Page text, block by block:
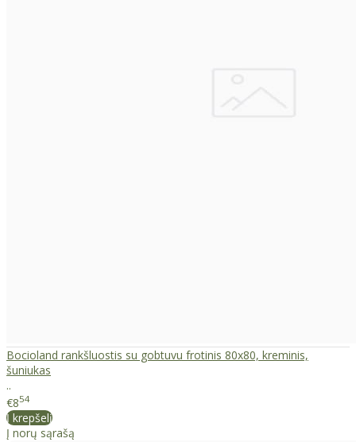
Bocioland rankšluostis su gobtuvu frotinis 80x80, kreminis,
šuniukas
..
€854
Į krepšelį
Į norų sąrašą